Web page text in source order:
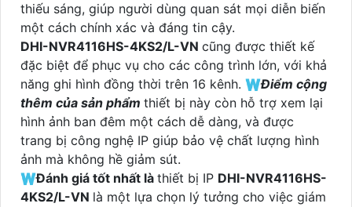
thiếu sáng, giúp người dùng quan sát mọi diễn biến
một cách chính xác và đáng tin cậy.
DHI-NVR4116HS-4KS2/L-VN cũng được thiết kế
đặc biệt để phục vụ cho các công trình lớn, với khả
năng ghi hình đồng thời trên 16 kênh. 🇼Điểm cộng
thêm của sản phẩm thiết bị này còn hỗ trợ xem lại
hình ảnh ban đêm một cách dễ dàng, và được
trang bị công nghệ IP giúp bảo vệ chất lượng hình
ảnh mà không hề giảm sút.
🇼Đánh giá tốt nhất là thiết bị IP DHI-NVR4116HS-
4KS2/L-VN là một lựa chọn lý tưởng cho việc giám